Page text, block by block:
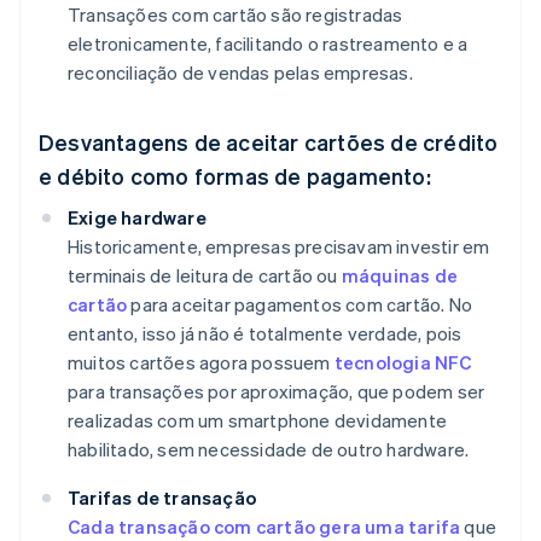
Transações com cartão são registradas
eletronicamente, facilitando o rastreamento e a
reconciliação de vendas pelas empresas.
Desvantagens de aceitar cartões de crédito
e débito como formas de pagamento:
Exige hardware
Historicamente, empresas precisavam investir em
terminais de leitura de cartão ou máquinas de
cartãopara aceitar pagamentos com cartão. No
entanto, isso já não é totalmente verdade, pois
muitos cartões agora possuem tecnologia NFC
para transações por aproximação, que podem ser
realizadas com um smartphone devidamente
habilitado, sem necessidade de outro hardware.
Tarifas de transação
Cada transação com cartão gera uma tarifa que